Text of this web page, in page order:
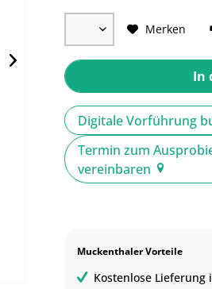
Merken
In
Digitale Vorführung
Termin zum
vereinbaren
Muckenthaler Vorteile
Kostenlose